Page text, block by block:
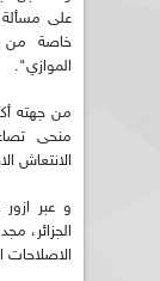
على مسألة
خاصة من
الموازي".
من جهته
منحى
الانتعاش
و عبر
الجزائر،
الاصلاحات